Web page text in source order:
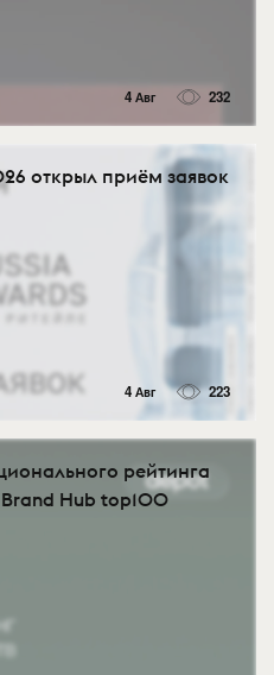
4 Авг 232
открыл приём заявок
4 Авг 223
рейтинга
Brand Hub top100